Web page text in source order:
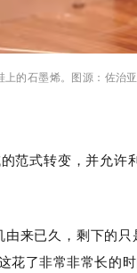
的石墨烯。图源：佐治
范式转变，并允
来已久，剩下的
花了非常非常长的时